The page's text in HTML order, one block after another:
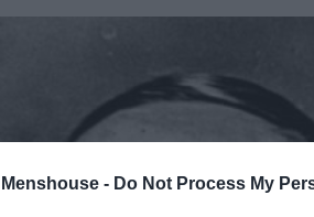
Menshouse - Do Not Process My